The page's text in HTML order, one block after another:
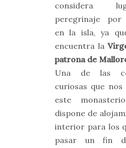
considera
peregrinaje por
en la isla, ya
encuentra la
patrona de
Una de las
curiosas que
este
dispone de
interior para los
pasar un fin